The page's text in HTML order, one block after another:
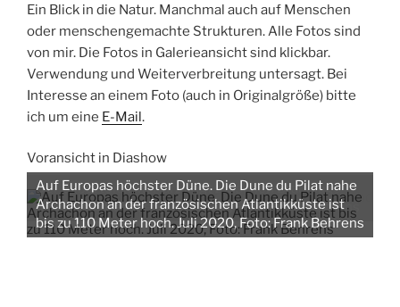
Ein Blick in die Natur. Manchmal auch auf Menschen
oder menschengemachte Strukturen. Alle Fotos sind
von mir. Die Fotos in Galerieansicht sind klickbar.
Verwendung und Weiterverbreitung untersagt. Bei
Interesse an einem Foto (auch in Originalgröße) bitte
ich um eine E-Mail.
Voransicht in Diashow
Auf Europas höchster Düne. Die Dune du Pilat nahe
Archachon an der französischen Atlantikküste ist
bis zu 110 Meter hoch. Juli 2020, Foto: Frank Behrens